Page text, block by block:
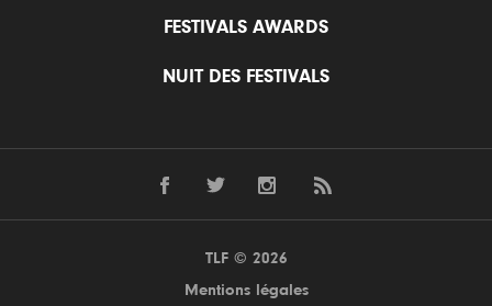
FESTIVALS AWARDS
NUIT DES FESTIVALS
TLF © 2026
Mentions légales